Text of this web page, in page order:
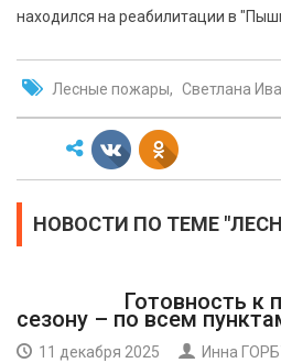
находился на реабилитации в
Лесные пожары Светлана
НОВОСТИ ПО ТЕМЕ
Готовность к
сезону – по всем
11 декабря 2025 Инна